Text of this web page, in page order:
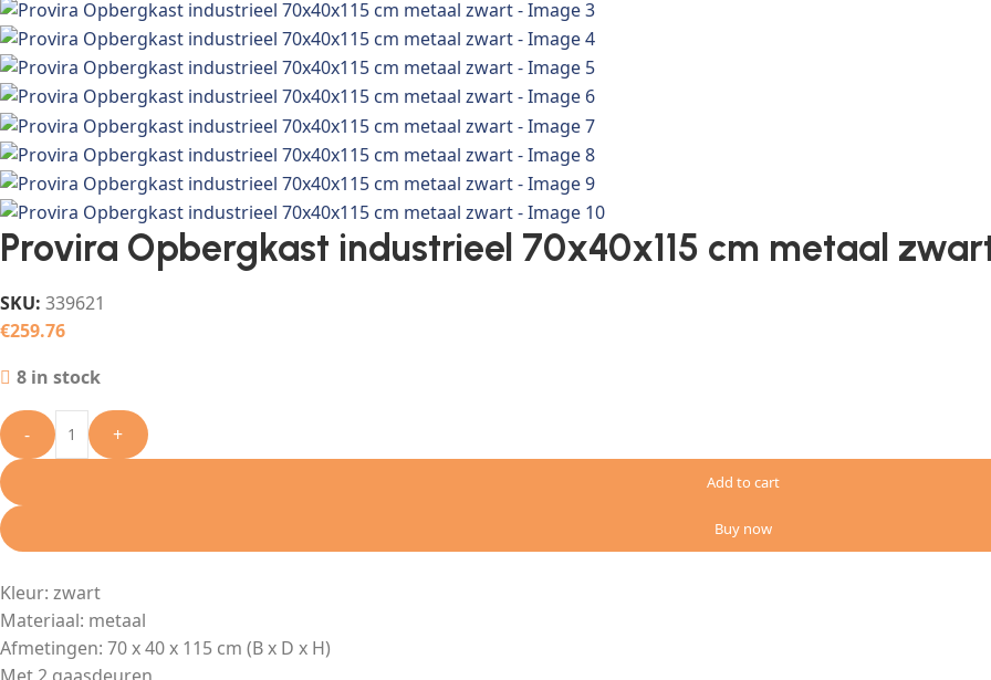
Provira Opbergkast industrieel 70x40x115 cm metaal
SKU: 339621
€259.76
8 in stock
- +
Add to cart
Buy now
Kleur: zwart
Materiaal: metaal
Afmetingen: 70 x 40 x 115 cm (B x D x H)